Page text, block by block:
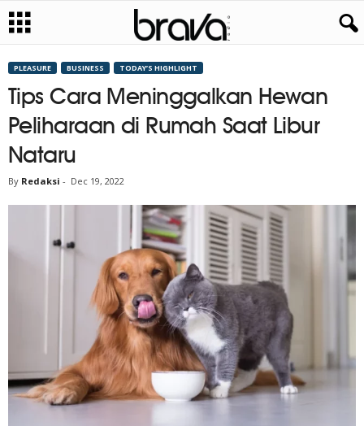
PLEASURE BUSINESS TODAY’S HIGHLIGHT
Tips Cara Meninggalkan Hewan
Peliharaan di Rumah Saat Libur
Nataru
By Redaksi - Dec 19, 2022